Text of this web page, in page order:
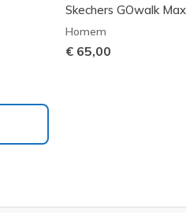
Skechers GOwalk
Homem
€ 65,00